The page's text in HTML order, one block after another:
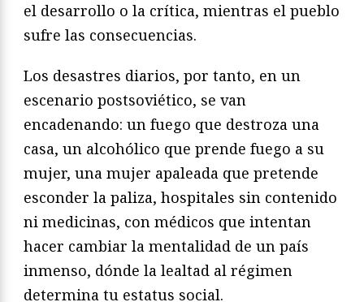
el desarrollo o la crítica, mientras el pueblo
sufre las consecuencias.
Los desastres diarios, por tanto, en un
escenario postsoviético, se van
encadenando: un fuego que destroza una
casa, un alcohólico que prende fuego a su
mujer, una mujer apaleada que pretende
esconder la paliza, hospitales sin contenido
ni medicinas, con médicos que intentan
hacer cambiar la mentalidad de un país
inmenso, dónde la lealtad al régimen
determina tu estatus social.